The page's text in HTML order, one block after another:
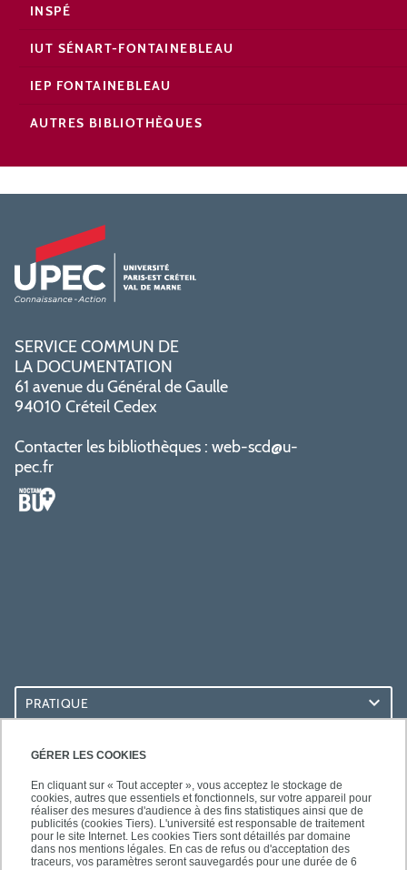
GÉRER LES COOKIES
En cliquant sur « Tout accepter », vous acceptez le stockage de
cookies, autres que essentiels et fonctionnels, sur votre appareil pour
réaliser des mesures d'audience à des fins statistiques ainsi que de
publicités (cookies Tiers). L'université est responsable de traitement
pour le site Internet. Les cookies Tiers sont détaillés par domaine
dans nos mentions légales. En cas de refus ou d'acceptation des
traceurs, vos paramètres seront sauvegardés pour une durée de 6
INSPÉ
IUT SÉNART-FONTAINEBLEAU
IEP FONTAINEBLEAU
AUTRES BIBLIOTHÈQUES
SERVICE COMMUN DE
LA DOCUMENTATION
61 avenue du Général de Gaulle
94010 Créteil Cedex
Contacter les bibliothèques : web-scd@u-
pec.fr
PRATIQUE
ACCÈS RAPIDES
LES BU SUR...